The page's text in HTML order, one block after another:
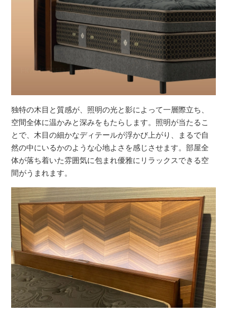
独特の木目と質感が、照明の光と影によって一層際立ち、
空間全体に温かみと深みをもたらします。照明が当たるこ
とで、木目の細かなディテールが浮かび上がり、まるで自
然の中にいるかのような心地よさを感じさせます。部屋全
体が落ち着いた雰囲気に包まれ優雅にリラックスできる空
間がうまれます。